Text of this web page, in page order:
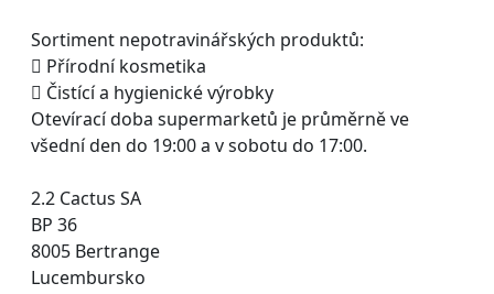
Sortiment nepotravinářských produktů:
 Přírodní kosmetika
 Čistící a hygienické výrobky
Otevírací doba supermarketů je průměrně ve
všední den do 19:00 a v sobotu do 17:00.
2.2 Cactus SA
BP 36
8005 Bertrange
Lucembursko